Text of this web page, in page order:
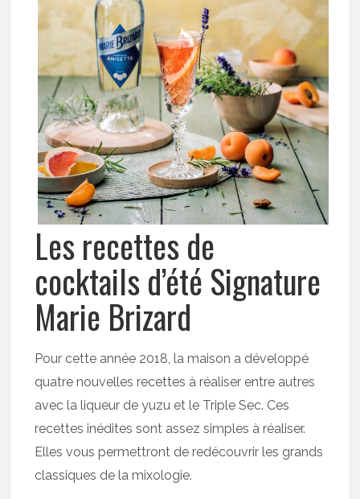
Les recettes de
cocktails d’été Signature
Marie Brizard
Pour cette année 2018, la maison a développé
quatre nouvelles recettes à réaliser entre autres
avec la liqueur de yuzu et le Triple Sec. Ces
recettes inédites sont assez simples à réaliser.
Elles vous permettront de redécouvrir les grands
classiques de la mixologie.